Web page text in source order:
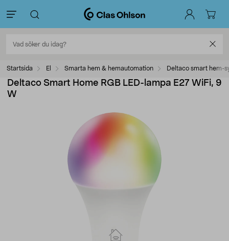
Startsida El Smarta hem & hemautomation Deltaco smart hem-
Deltaco Smart Home RGB LED-lampa E27 WiFi, 9
W